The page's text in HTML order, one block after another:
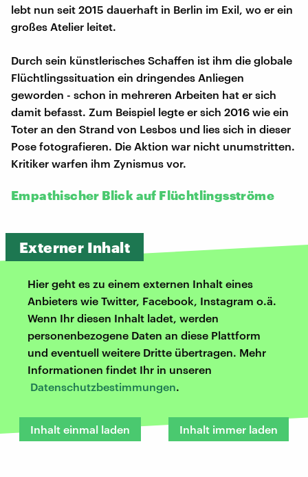
lebt nun seit 2015 dauerhaft in Berlin im Exil, wo er ein
großes Atelier leitet.
Durch sein künstlerisches Schaffen ist ihm die globale
Flüchtlingssituation ein dringendes Anliegen
geworden - schon in mehreren Arbeiten hat er sich
damit befasst. Zum Beispiel legte er sich 2016 wie ein
Toter an den Strand von Lesbos und lies sich in dieser
Pose fotografieren. Die Aktion war nicht unumstritten.
Kritiker warfen ihm Zynismus vor.
Empathischer Blick auf Flüchtlingsströme
Externer Inhalt
Hier geht es zu einem externen Inhalt eines
Anbieters wie Twitter, Facebook, Instagram o.ä.
Wenn Ihr diesen Inhalt ladet, werden
personenbezogene Daten an diese Plattform
und eventuell weitere Dritte übertragen. Mehr
Informationen findet Ihr in unseren
Datenschutzbestimmungen.
Inhalt einmal laden Inhalt immer laden